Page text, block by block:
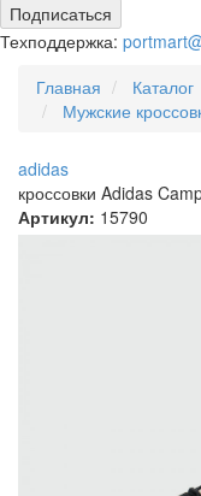
Подписаться
Техподдержка:
Главная
Каталог
Мужские
adidas
кроссовки Adidas
Артикул: 15790